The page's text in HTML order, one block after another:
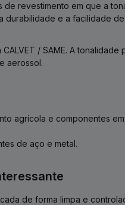
revestimento em que a
durabilidade e a facilidade de
/ SAME. A
aerossol.
agrícola e componentes
de aço e metal.
de forma limpa e